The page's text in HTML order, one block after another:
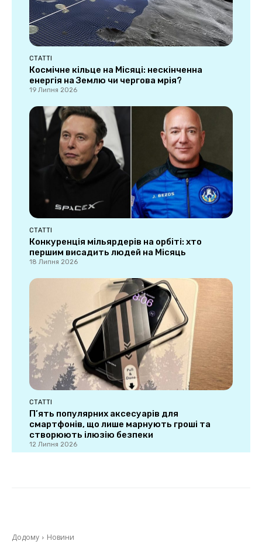
СТАТТІ
Космічне кільце на Місяці: нескінченна
енергія на Землю чи чергова мрія?
19 Липня 2026
СТАТТІ
Конкуренція мільярдерів на орбіті: хто
першим висадить людей на Місяць
18 Липня 2026
СТАТТІ
П’ять популярних аксесуарів для
смартфонів, що лише марнують гроші та
створюють ілюзію безпеки
12 Липня 2026